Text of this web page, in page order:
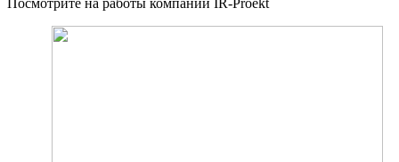
Посмотрите на работы компании IR-Proekt